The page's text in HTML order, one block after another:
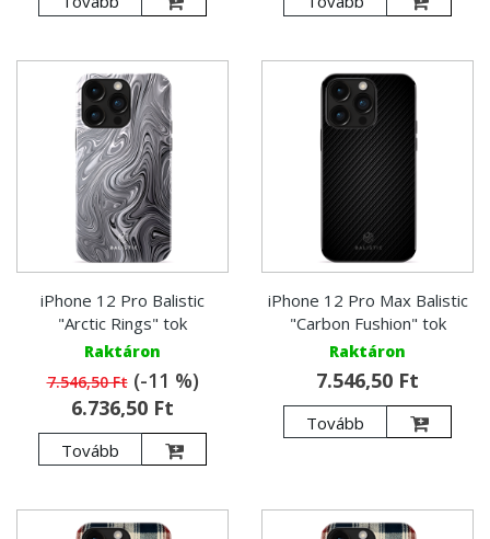
iPhone 12 Pro Balistic
"Arctic Rings" tok
Raktáron
7.546,50 Ft(-11 %)
6.736,50 Ft
Tovább
iPhone 12 Pro Max Balistic
"Carbon Fushion" tok
Raktáron
7.546,50 Ft
Tovább